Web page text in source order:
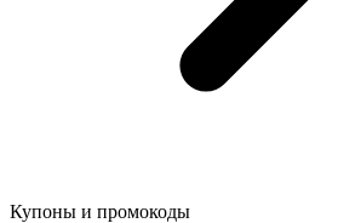
Купоны и промокоды